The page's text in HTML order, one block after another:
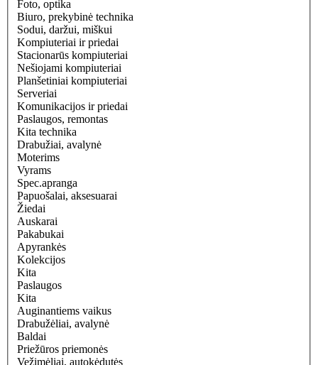
Foto, optika
Biuro, prekybinė technika
Sodui, daržui, miškui
Kompiuteriai ir priedai
Stacionarūs kompiuteriai
Nešiojami kompiuteriai
Planšetiniai kompiuteriai
Serveriai
Komunikacijos ir priedai
Paslaugos, remontas
Kita technika
Drabužiai, avalynė
Moterims
Vyrams
Spec.apranga
Papuošalai, aksesuarai
Žiedai
Auskarai
Pakabukai
Apyrankės
Kolekcijos
Kita
Paslaugos
Kita
Auginantiems vaikus
Drabužėliai, avalynė
Baldai
Priežūros priemonės
Vežimėliai, autokėdutės